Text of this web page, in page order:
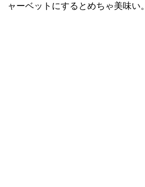
ャーベットにするとめちゃ美味い。